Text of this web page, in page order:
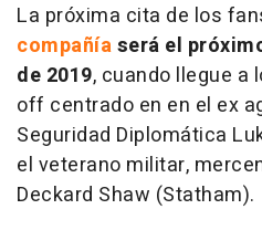
La próxima cita de los
compañíaserá el
de 2019, cuando llegue a
off centrado en en el ex
Seguridad Diplomática
el veterano militar,
Deckard Shaw (Statham).